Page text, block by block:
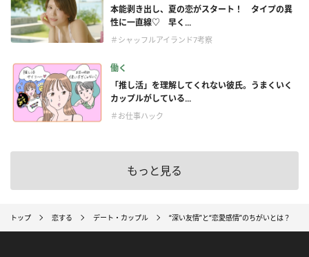
本能剥き出し、夏の恋がスタート！ タイプの異
性に一直線♡ 早く...
＃シャッフルアイランド7考察
働く
「推し活」を理解してくれない彼氏。うまくいく
カップルがしている...
＃お仕事ハック
もっと見る
トップ 恋する デート・カップル “深い友情”と“恋愛感情”のちがいとは？